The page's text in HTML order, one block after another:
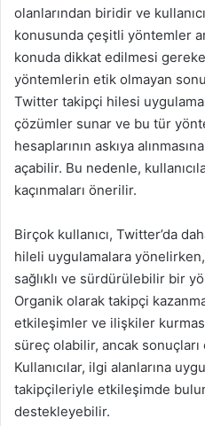
olanlarından biridir ve
konusunda çeşitli yöntemler
konuda dikkat edilmesi
yöntemlerin etik olmayan
Twitter takipçi hilesi
çözümler sunar ve bu tür
hesaplarının askıya
açabilir. Bu nedenle,
kaçınmaları önerilir.
Birçok kullanıcı, Twitter’da
hileli uygulamalara
sağlıklı ve sürdürülebilir bir
Organik olarak takipçi
etkileşimler ve ilişkiler
süreç olabilir, ancak
Kullanıcılar, ilgi alanlarına
takipçileriyle etkileşimde
destekleyebilir.